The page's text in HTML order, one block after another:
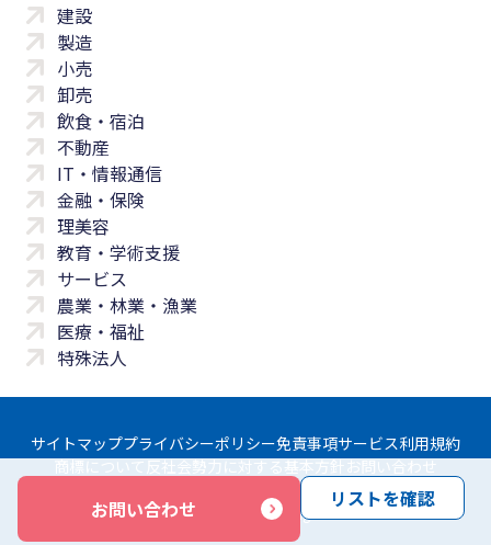
お問い合わせ リストを確認
建設
製造
小売
卸売
飲食・宿泊
不動産
IT・情報通信
金融・保険
理美容
教育・学術支援
サービス
農業・林業・漁業
医療・福祉
特殊法人
サイトマッププライバシーポリシー免責事項サービス利用規約
商標について反社会勢力に対する基本方針お問い合わせ
Copyright © Yayoi Co., Ltd. All rights reserved.